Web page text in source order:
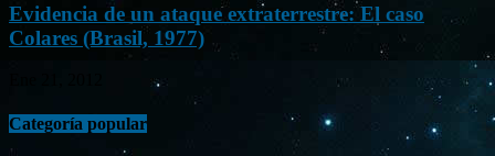
Evidencia de un ataque extraterrestre: El caso
Colares (Brasil, 1977)
Categoría popular